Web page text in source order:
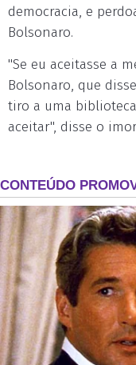
democracia, e
Bolsonaro.
"Se eu aceitasse a
Bolsonaro, que
tiro a uma
aceitar", disse o